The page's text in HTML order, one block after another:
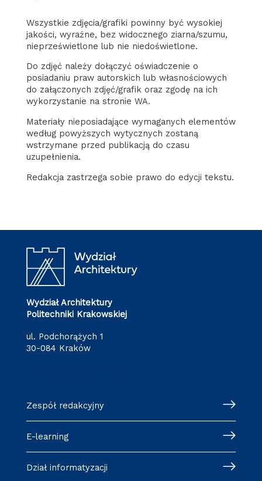
Wszystkie zdjęcia/grafiki powinny być wysokiej
jakości, wyraźne, bez widocznego ziarna/szumu,
nieprześwietlone lub nie niedoświetlone.
Do zdjęć należy dołączyć oświadczenie o
posiadaniu praw autorskich lub własnościowych
do załączonych zdjęć/grafik oraz zgodę na ich
wykorzystanie na stronie WA.
Materiały nieposiadające wymaganych elementów
według powyższych wytycznych zostaną
wstrzymane przed publikacją do czasu
uzupełnienia.
Redakcja zastrzega sobie prawo do edycji tekstu.
Wydział Architektury
Politechniki Krakowskiej
ul. Podchorążych 1
30-084 Kraków
Zespół redakcyjny
E-learning
Dział informatyzacji